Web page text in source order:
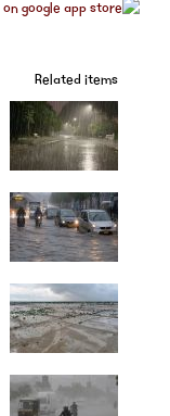
Related items